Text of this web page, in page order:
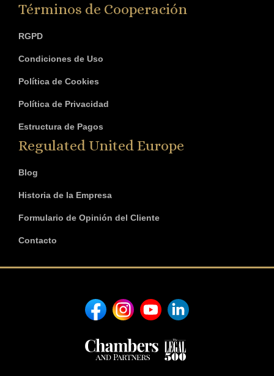
Términos de Cooperación
RGPD
Condiciones de Uso
Política de Cookies
Política de Privacidad
Estructura de Pagos
Regulated United Europe
Blog
Historia de la Empresa
Formulario de Opinión del Cliente
Contacto